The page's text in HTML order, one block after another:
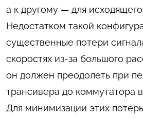
а к другому — для исходящего
Недостатком такой
существенные потери
скоростях из-за большого
он должен преодолеть при
трансивера до коммутатора
Для минимизации этих